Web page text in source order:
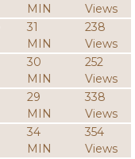
MIN
Views
31
MIN
238
Views
30
MIN
252
Views
29
MIN
338
Views
34
MIN
354
Views